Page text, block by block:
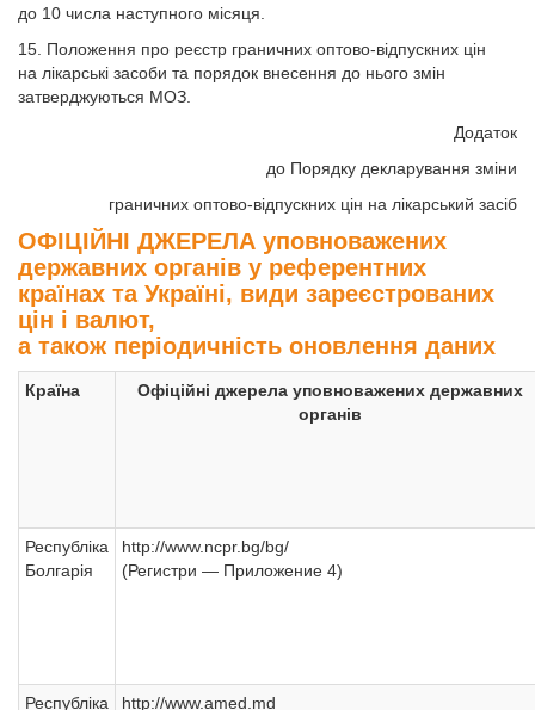
до 10 числа наступного місяця.
15. Положення про реєстр граничних оптово-відпускних цін
на лікарські засоби та порядок внесення до нього змін
затверджуються МОЗ.
Додаток
до Порядку декларування зміни
граничних оптово-відпускних цін на лікарський засіб
ОФІЦІЙНІ ДЖЕРЕЛА уповноважених
державних органів у референтних
країнах та Україні, види зареєстрованих
цін і валют,
а також періодичність оновлення даних
Країна
Офіційні джерела уповноважених державних
органів
Республіка
Болгарія
http://www.ncpr.bg/bg/
(Регистри — Приложение 4)
Республіка http://www.amed.md